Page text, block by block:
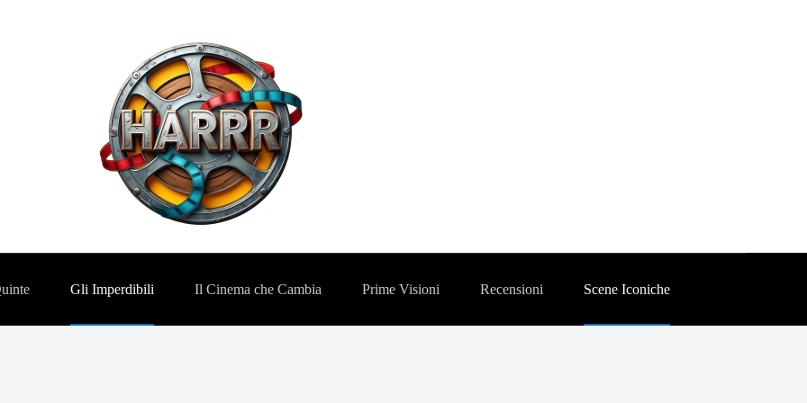
Gli Imperdibili Il Cinema che Cambia Prime Visioni Recensioni Scene Iconiche